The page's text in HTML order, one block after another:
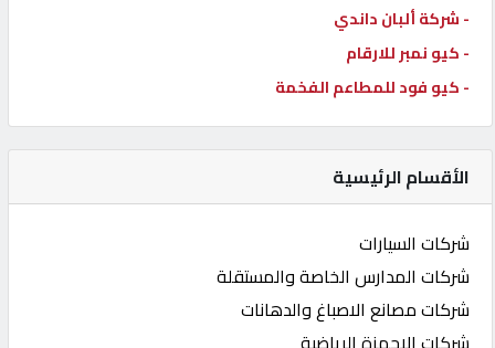
- شركة ألبان داندي
- كيو نمبر للارقام
- كيو فود للمطاعم الفخمة
الأقسام الرئيسية
شركات السيارات
شركات المدارس الخاصة والمستقلة
شركات مصانع الاصباغ والدهانات